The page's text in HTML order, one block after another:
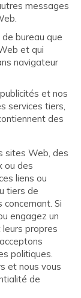
messages
bureau que
et qui
navigateur
et nos
services tiers,
des
sites Web, des
ou des
liens ou
tiers de
Si
engagez un
propres
politiques.
et nous vous
de